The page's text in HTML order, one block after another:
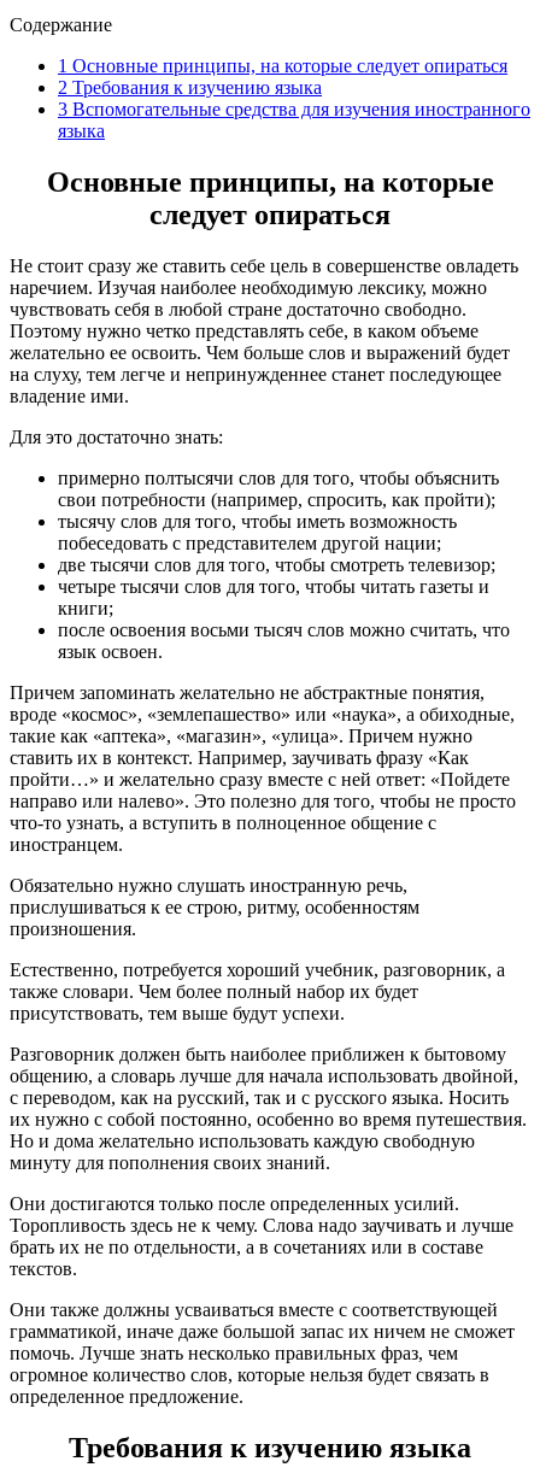
Содержание
1 Основные принципы, на которые следует опираться
2 Требования к изучению языка
3 Вспомогательные средства для изучения иностранного
языка
Основные принципы, на которые
следует опираться
Не стоит сразу же ставить себе цель в совершенстве овладеть
наречием. Изучая наиболее необходимую лексику, можно
чувствовать себя в любой стране достаточно свободно.
Поэтому нужно четко представлять себе, в каком объеме
желательно ее освоить. Чем больше слов и выражений будет
на слуху, тем легче и непринужденнее станет последующее
владение ими.
Для это достаточно знать:
примерно полтысячи слов для того, чтобы объяснить
свои потребности (например, спросить, как пройти);
тысячу слов для того, чтобы иметь возможность
побеседовать с представителем другой нации;
две тысячи слов для того, чтобы смотреть телевизор;
четыре тысячи слов для того, чтобы читать газеты и
книги;
после освоения восьми тысяч слов можно считать, что
язык освоен.
Причем запоминать желательно не абстрактные понятия,
вроде «космос», «землепашество» или «наука», а обиходные,
такие как «аптека», «магазин», «улица». Причем нужно
ставить их в контекст. Например, заучивать фразу «Как
пройти…» и желательно сразу вместе с ней ответ: «Пойдете
направо или налево». Это полезно для того, чтобы не просто
что-то узнать, а вступить в полноценное общение с
иностранцем.
Обязательно нужно слушать иностранную речь,
прислушиваться к ее строю, ритму, особенностям
произношения.
Естественно, потребуется хороший учебник, разговорник, а
также словари. Чем более полный набор их будет
присутствовать, тем выше будут успехи.
Разговорник должен быть наиболее приближен к бытовому
общению, а словарь лучше для начала использовать двойной,
с переводом, как на русский, так и с русского языка. Носить
их нужно с собой постоянно, особенно во время путешествия.
Но и дома желательно использовать каждую свободную
минуту для пополнения своих знаний.
Они достигаются только после определенных усилий.
Торопливость здесь не к чему. Слова надо заучивать и лучше
брать их не по отдельности, а в сочетаниях или в составе
текстов.
Они также должны усваиваться вместе с соответствующей
грамматикой, иначе даже большой запас их ничем не сможет
помочь. Лучше знать несколько правильных фраз, чем
огромное количество слов, которые нельзя будет связать в
определенное предложение.
Требования к изучению языка